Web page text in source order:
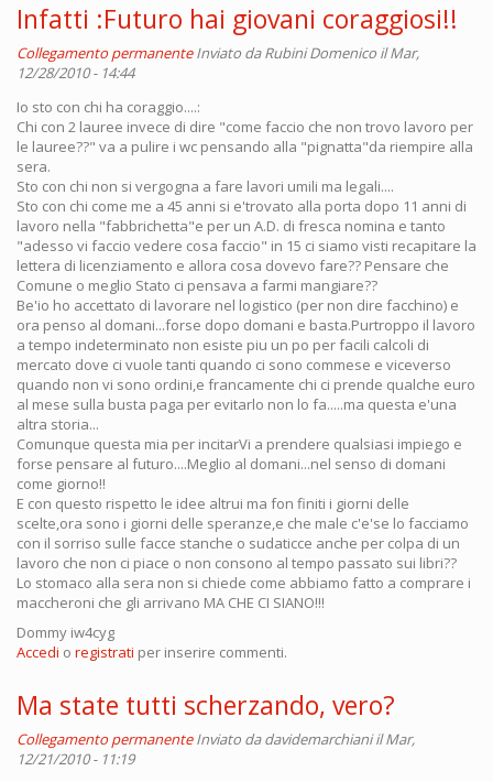
Infatti :Futuro hai giovani coraggiosi!!
Collegamento permanente Inviato daRubini Domenico il Mar,
12/28/2010 - 14:44
Io sto con chi ha coraggio....:
Chi con 2 lauree invece di dire "come faccio che non trovo lavoro per
le lauree??" va a pulire i wc pensando alla "pignatta"da riempire alla
sera.
Sto con chi non si vergogna a fare lavori umili ma legali....
Sto con chi come me a 45 anni si e'trovato alla porta dopo 11 anni di
lavoro nella "fabbrichetta"e per un A.D. di fresca nomina e tanto
"adesso vi faccio vedere cosa faccio" in 15 ci siamo visti recapitare la
lettera di licenziamento e allora cosa dovevo fare?? Pensare che
Comune o meglio Stato ci pensava a farmi mangiare??
Be'io ho accettato di lavorare nel logistico (per non dire facchino) e
ora penso al domani...forse dopo domani e basta.Purtroppo il lavoro
a tempo indeterminato non esiste piu un po per facili calcoli di
mercato dove ci vuole tanti quando ci sono commese e viceverso
quando non vi sono ordini,e francamente chi ci prende qualche euro
al mese sulla busta paga per evitarlo non lo fa.....ma questa e'una
altra storia...
Comunque questa mia per incitarVi a prendere qualsiasi impiego e
forse pensare al futuro....Meglio al domani...nel senso di domani
come giorno!!
E con questo rispetto le idee altrui ma fon finiti i giorni delle
scelte,ora sono i giorni delle speranze,e che male c'e'se lo facciamo
con il sorriso sulle facce stanche o sudaticce anche per colpa di un
lavoro che non ci piace o non consono al tempo passato sui libri??
Lo stomaco alla sera non si chiede come abbiamo fatto a comprare i
maccheroni che gli arrivano MA CHE CI SIANO!!!
Dommy iw4cyg
Accedi o registrati per inserire commenti.
Ma state tutti scherzando, vero?
Collegamento permanente Inviato dadavidemarchianiil Mar,
12/21/2010 - 11:19